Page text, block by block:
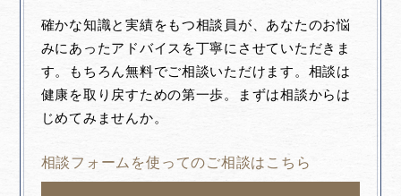
確かな知識と実績をもつ相談員が、あなたのお悩
みにあったアドバイスを丁寧にさせていただきま
す。もちろん無料でご相談いただけます。相談は
健康を取り戻すための第一歩。まずは相談からは
じめてみませんか。
相談フォームを使ってのご相談はこちら